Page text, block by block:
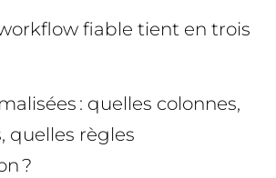
fiable tient en trois
: quelles colonnes,
quelles règles
?